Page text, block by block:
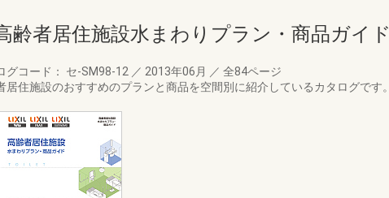
齢者居住施設水まわりプラン・商品ガイド
グコード： セ-SM98-12 ／ 2013年06月 ／ 全84ページ
居住施設のおすすめのプランと商品を空間別に紹介しているカタログです。